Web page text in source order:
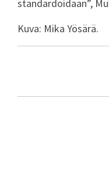
standardoidaan”,
Kuva: Mika Yösärä.